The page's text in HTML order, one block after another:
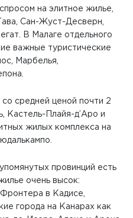
на элитное жилье,
Сан-Жуст-Десверн,
В Малаге отдельного
важные туристические
Марбелья,
средней ценой почти 2
Кастель-Плайя-д’Аро и
жилых комплекса на
провинций есть
очень высок:
в Кадисе,
города на Канарах как